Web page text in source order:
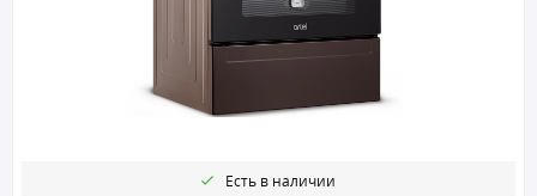
Есть в наличии